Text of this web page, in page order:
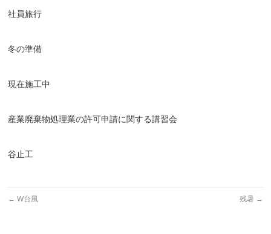
社員旅行
冬の準備
現在施工中
産業廃棄物処理業の許可申請に関する講習会
谷止工
← W台風 残暑 →